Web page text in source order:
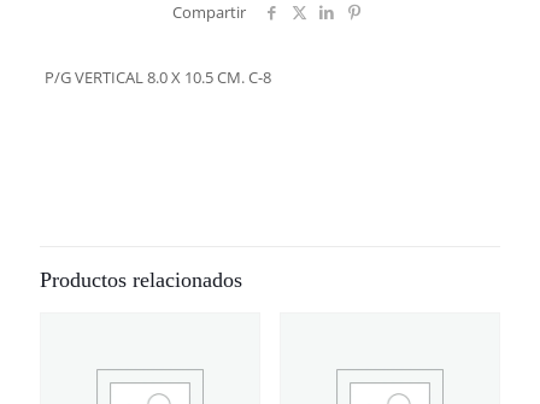
Compartir
P/G VERTICAL 8.0 X 10.5 CM. C-8
Productos relacionados